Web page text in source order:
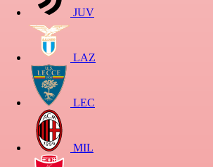
JUV
LAZ
LEC
MIL